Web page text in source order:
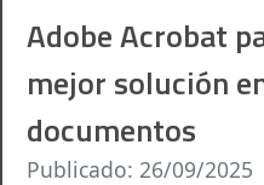
Adobe Acrobat
mejor solución
documentos
Publicado: 26/09/2025